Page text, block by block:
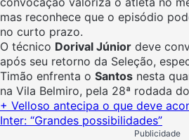
mas reconhece que o episódio
no curto prazo.
O técnico Dorival Júnior deve
após seu retorno da Seleção,
Timão enfrenta o Santos nesta
na Vila Belmiro, pela 28ª rodada
+ Velloso antecipa o que deve
Inter: “Grandes possibilidades”
Publicidade